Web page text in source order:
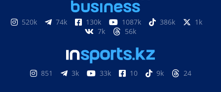
520k 74k 130k 1087k 386k
1k
7k
56k
851 3k 33k 10 9k 24